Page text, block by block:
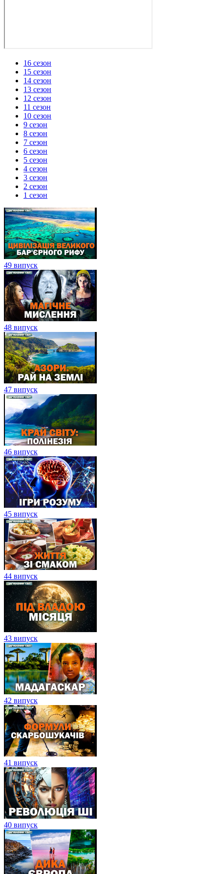
16 сезон
15 сезон
14 сезон
13 сезон
12 сезон
11 сезон
10 сезон
9 сезон
8 сезон
7 сезон
6 сезон
5 сезон
4 сезон
3 сезон
2 сезон
1 сезон
49 випуск
48 випуск
47 випуск
46 випуск
45 випуск
44 випуск
43 випуск
42 випуск
41 випуск
40 випуск